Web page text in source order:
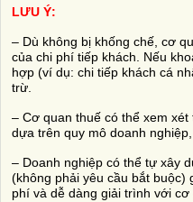
LƯU Ý:
– Dù không bị khống chế, cơ
của chi phí tiếp khách. Nếu
hợp (ví dụ: chi tiếp khách cá
trừ.
– Cơ quan thuế có thể xem
dựa trên quy mô doanh
– Doanh nghiệp có thể tự xây
(không phải yêu cầu bắt buộc)
phí và dễ dàng giải trình với cơ